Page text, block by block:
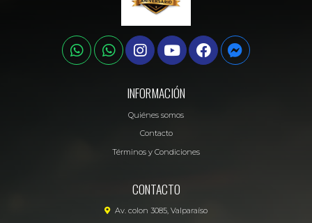
INFORMACIÓN
Quiénes somos
Contacto
Términos y Condiciones
CONTACTO
Av. colon 3085, Valparaíso